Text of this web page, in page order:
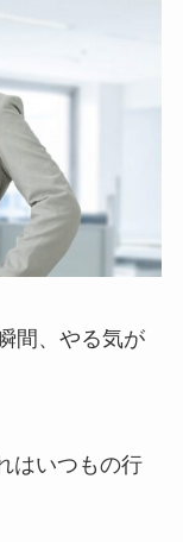
間、やる気が
はいつもの行